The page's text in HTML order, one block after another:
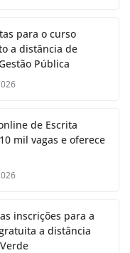
para o curso
a distância de
Pública
de Escrita
mil vagas e oferece
inscrições para a
a distância